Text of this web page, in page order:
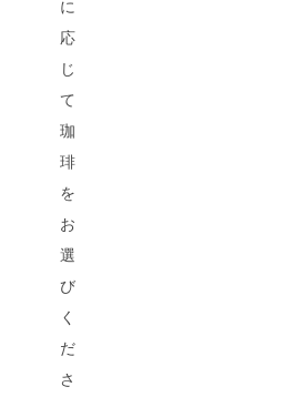
に
応
じ
て
珈
琲
を
お
選
び
く
だ
さ